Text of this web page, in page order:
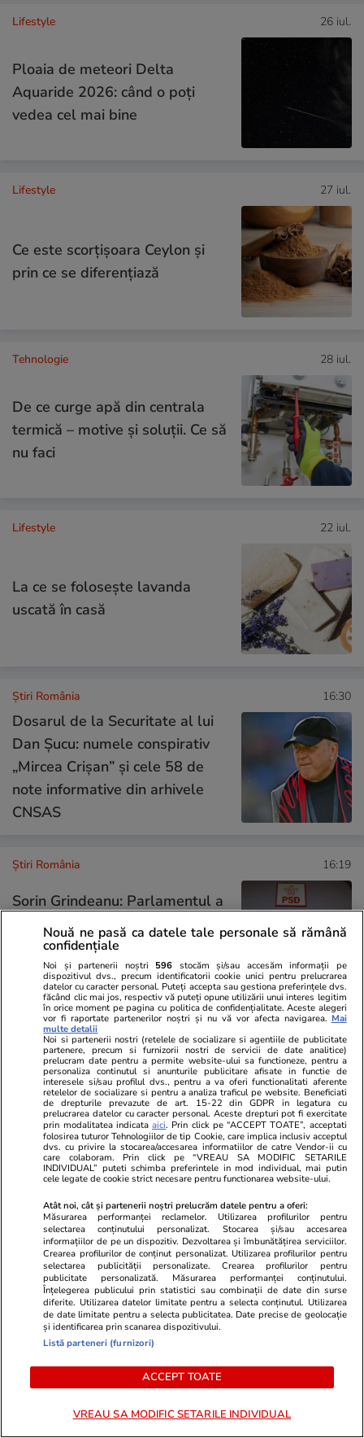
Lifestyle 26 iul.
Ploaia de meteori Delta
Aquaride 2026: când o poți
vedea cel mai bine
Lifestyle 27 iul.
Ce este scorțișoara Ceylon și
prin ce se diferențiază
Tehnologie 28 iul.
De ce curge apă din centrala
termică – motive și soluții. Ce să
nu faci
Lifestyle 22 iul.
La ce se folosește lavanda
uscată în casă
Știri România 16:30
Dosarul de la Securitate al lui
Dan Șucu: numele conspirativ
„Mircea Crișan” și cele 58 de
note informative din arhivele
CNSAS
Știri România 16:19
Sorin Grindeanu: Parlamentul a
salvat 4.000.000.000 de euro
din PNRR acolo unde Guvernul
a eșuat
Știri România 15:58
Blocajul ANCPI îngheață piața
imobiliară: Ce se întâmplă cu
TVA-ul de 9% și tranzacțiile
aflate în derulare
Știri România
Un impiegat de mișcare de la
CFR Iași a fost bătut în propriul
birou cu receptorul telefonului
Opinii 09:00
Guru C. Georgescu, patima
Nouă ne pasă ca datele tale personale să rămână
confidențiale
Noi și partenerii noștri 596 stocăm și/sau accesăm informații pe
dispozitivul dvs., precum identificatorii cookie unici pentru prelucrarea
datelor cu caracter personal. Puteți accepta sau gestiona preferințele dvs.
făcând clic mai jos, respectiv vă puteți opune utilizării unui interes legitim
în orice moment pe pagina cu politica de confidențialitate. Aceste alegeri
vor fi raportate partenerilor noștri și nu vă vor afecta navigarea. Mai
multe detalii
Noi si partenerii nostri (retelele de socializare si agentiile de publicitate
partenere, precum si furnizorii nostri de servicii de date analitice)
prelucram date pentru a permite website-ului sa functioneze, pentru a
personaliza continutul si anunturile publicitare afisate in functie de
interesele si/sau profilul dvs., pentru a va oferi functionalitati aferente
retelelor de socializare si pentru a analiza traficul pe website. Beneficiati
de drepturile prevazute de art. 15-22 din GDPR in legatura cu
prelucrarea datelor cu caracter personal. Aceste drepturi pot fi exercitate
prin modalitatea indicataaici. Prin click pe “ACCEPT TOATE”, acceptati
folosirea tuturor Tehnologiilor de tip Cookie, care implica inclusiv acceptul
dvs. cu privire la stocarea/accesarea informatiilor de catre Vendor-ii cu
care colaboram. Prin click pe “VREAU SA MODIFIC SETARILE
INDIVIDUAL” puteti schimba preferintele in mod individual, mai putin
cele legate de cookie strict necesare pentru functionarea website-ului.
Atât noi, cât și partenerii noștri prelucrăm datele pentru a oferi:
Măsurarea performanței reclamelor. Utilizarea profilurilor pentru
selectarea conținutului personalizat. Stocarea și/sau accesarea
informațiilor de pe un dispozitiv. Dezvoltarea și îmbunătățirea serviciilor.
Crearea profilurilor de conținut personalizat. Utilizarea profilurilor pentru
selectarea publicității personalizate. Crearea profilurilor pentru
publicitate personalizată. Măsurarea performanței conținutului.
Înțelegerea publicului prin statistici sau combinații de date din surse
diferite. Utilizarea datelor limitate pentru a selecta conținutul. Utilizarea
de date limitate pentru a selecta publicitatea. Date precise de geolocație
și identificarea prin scanarea dispozitivului.
Listă parteneri (furnizori)
ACCEPT TOATE
VREAU SA MODIFIC SETARILE INDIVIDUAL